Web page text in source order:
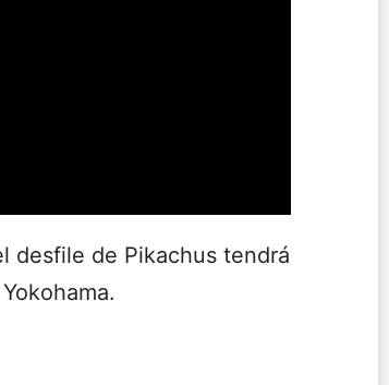
desfile de Pikachus tendrá